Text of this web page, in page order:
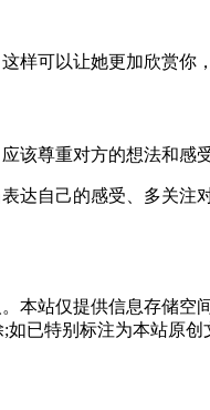
样可以让她更加欣赏你
该尊重对方的想法和感
达自己的感受、多关
本站仅提供信息存储
已特别标注为本站原